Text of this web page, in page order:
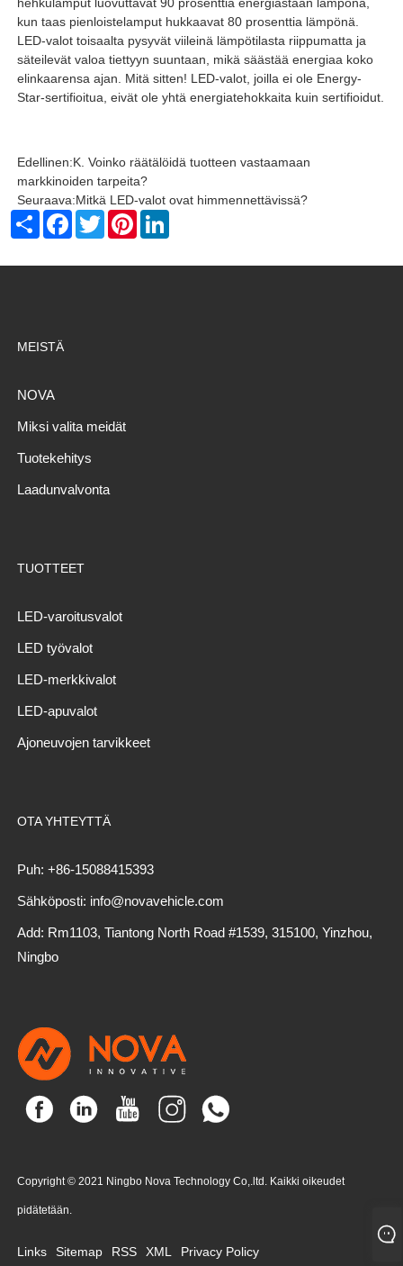
kun taas pienloistelamput hukkaavat 80 prosenttia lämpönä.
LED-valot toisaalta pysyvät viileinä lämpötilasta riippumatta ja
säteilevät valoa tiettyyn suuntaan, mikä säästää energiaa koko
elinkaarensa ajan. Mitä sitten! LED-valot, joilla ei ole Energy-
Star-sertifioitua, eivät ole yhtä energiatehokkaita kuin sertifioidut.
Edellinen:K. Voinko räätälöidä tuotteen vastaamaan
markkinoiden tarpeita?
Seuraava:Mitkä LED-valot ovat himmennettävissä?
Share Facebook
TwitterPinterest
MEISTÄ
NOVA
Miksi valita meidät
Tuotekehitys
Laadunvalvonta
TUOTTEET
LED-varoitusvalot
LED työvalot
LED-merkkivalot
LED-apuvalot
Ajoneuvojen tarvikkeet
OTA YHTEYTTÄ
Puh: +86-15088415393
Sähköposti: info@novavehicle.com
Add: Rm1103, Tiantong North Road #1539, 315100, Yinzhou,
Ningbo
Copyright © 2021 Ningbo Nova Technology Co,.ltd. Kaikki oikeudet
pidätetään.
Links Sitemap RSS XML Privacy Policy